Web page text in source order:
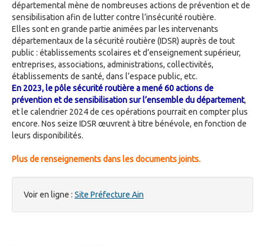
départemental mène de nombreuses actions de prévention et de
sensibilisation afin de lutter contre l’insécurité routière.
Elles sont en grande partie animées par les intervenants
départementaux de la sécurité routière (IDSR) auprès de tout
public : établissements scolaires et d’enseignement supérieur,
entreprises, associations, administrations, collectivités,
établissements de santé, dans l’espace public, etc.
En 2023, le pôle sécurité routière a mené 60 actions de
prévention et de sensibilisation sur l’ensemble du département,
et le calendrier 2024 de ces opérations pourrait en compter plus
encore. Nos seize IDSR œuvrent à titre bénévole, en fonction de
leurs disponibilités.
Plus de renseignements dans les documents joints.
Voir en ligne : Site Préfecture Ain